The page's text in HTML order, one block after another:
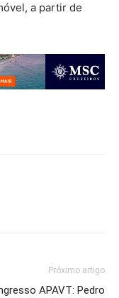
a partir de
Próximo artigo
APAVT: Pedro